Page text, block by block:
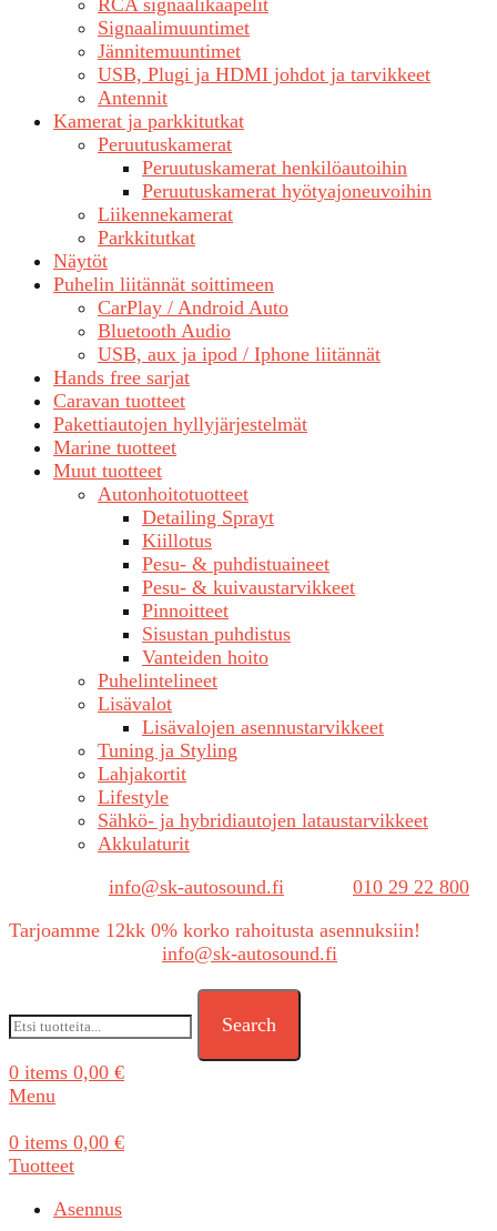
RCA signaalikaapelit
Signaalimuuntimet
Jännitemuuntimet
USB, Plugi ja HDMI johdot ja tarvikkeet
Antennit
Kamerat ja parkkitutkat
Peruutuskamerat
Peruutuskamerat henkilöautoihin
Peruutuskamerat hyötyajoneuvoihin
Liikennekamerat
Parkkitutkat
Näytöt
Puhelin liitännät soittimeen
CarPlay / Android Auto
Bluetooth Audio
USB, aux ja ipod / Iphone liitännät
Hands free sarjat
Caravan tuotteet
Pakettiautojen hyllyjärjestelmät
Marine tuotteet
Muut tuotteet
Autonhoitotuotteet
Detailing Sprayt
Kiillotus
Pesu- & puhdistuaineet
Pesu- & kuivaustarvikkeet
Pinnoitteet
Sisustan puhdistus
Vanteiden hoito
Puhelintelineet
Lisävalot
Lisävalojen asennustarvikkeet
Tuning ja Styling
Lahjakortit
Lifestyle
Sähkö- ja hybridiautojen lataustarvikkeet
Akkulaturit
info@sk-autosound.fi
010 29 22 800
Tarjoamme 12kk 0% korko rahoitusta asennuksiin!
info@sk-autosound.fi
Search
0 items 0,00 €
Menu
0 items 0,00 €
Tuotteet
Asennus